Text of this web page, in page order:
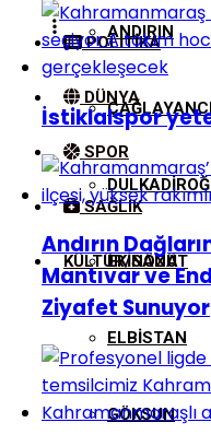
ANDIRIN
EKINÖZÜ
ELBISTAN
GÖKSUN
POLITIKA
DÜNYA
SPOR
SAĞLIK
KÜLTÜR/SANAT
İstiklalspor
Andırın
Mantıvar ve
Ziyafet Sunuyor